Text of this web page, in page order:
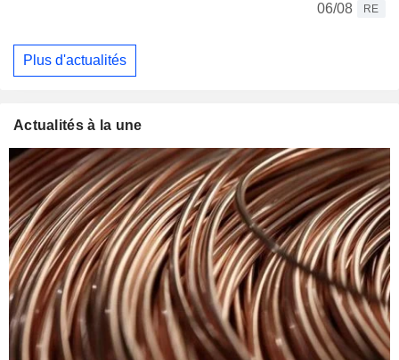
06/08
RE
Plus d'actualités
Actualités à la une